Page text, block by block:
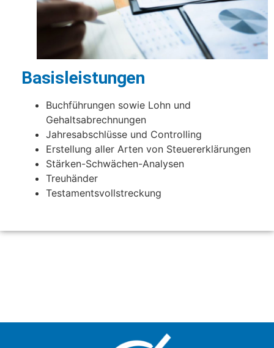
Basisleistungen
Buchführungen sowie Lohn und
Gehaltsabrechnungen
Jahresabschlüsse und Controlling
Erstellung aller Arten von Steuererklärungen
Stärken-Schwächen-Analysen
Treuhänder
Testamentsvollstreckung